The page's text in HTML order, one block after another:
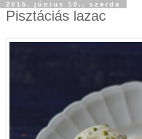
2015. június 10., szerda
Pisztáciás lazac